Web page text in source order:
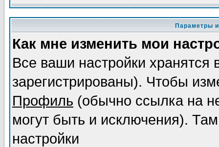
Параметры
Как мне изменить мои
Все ваши настройки
зарегистрированы). Чтобы
Профиль (обычно ссылка на
могут быть и исключения).
настройки